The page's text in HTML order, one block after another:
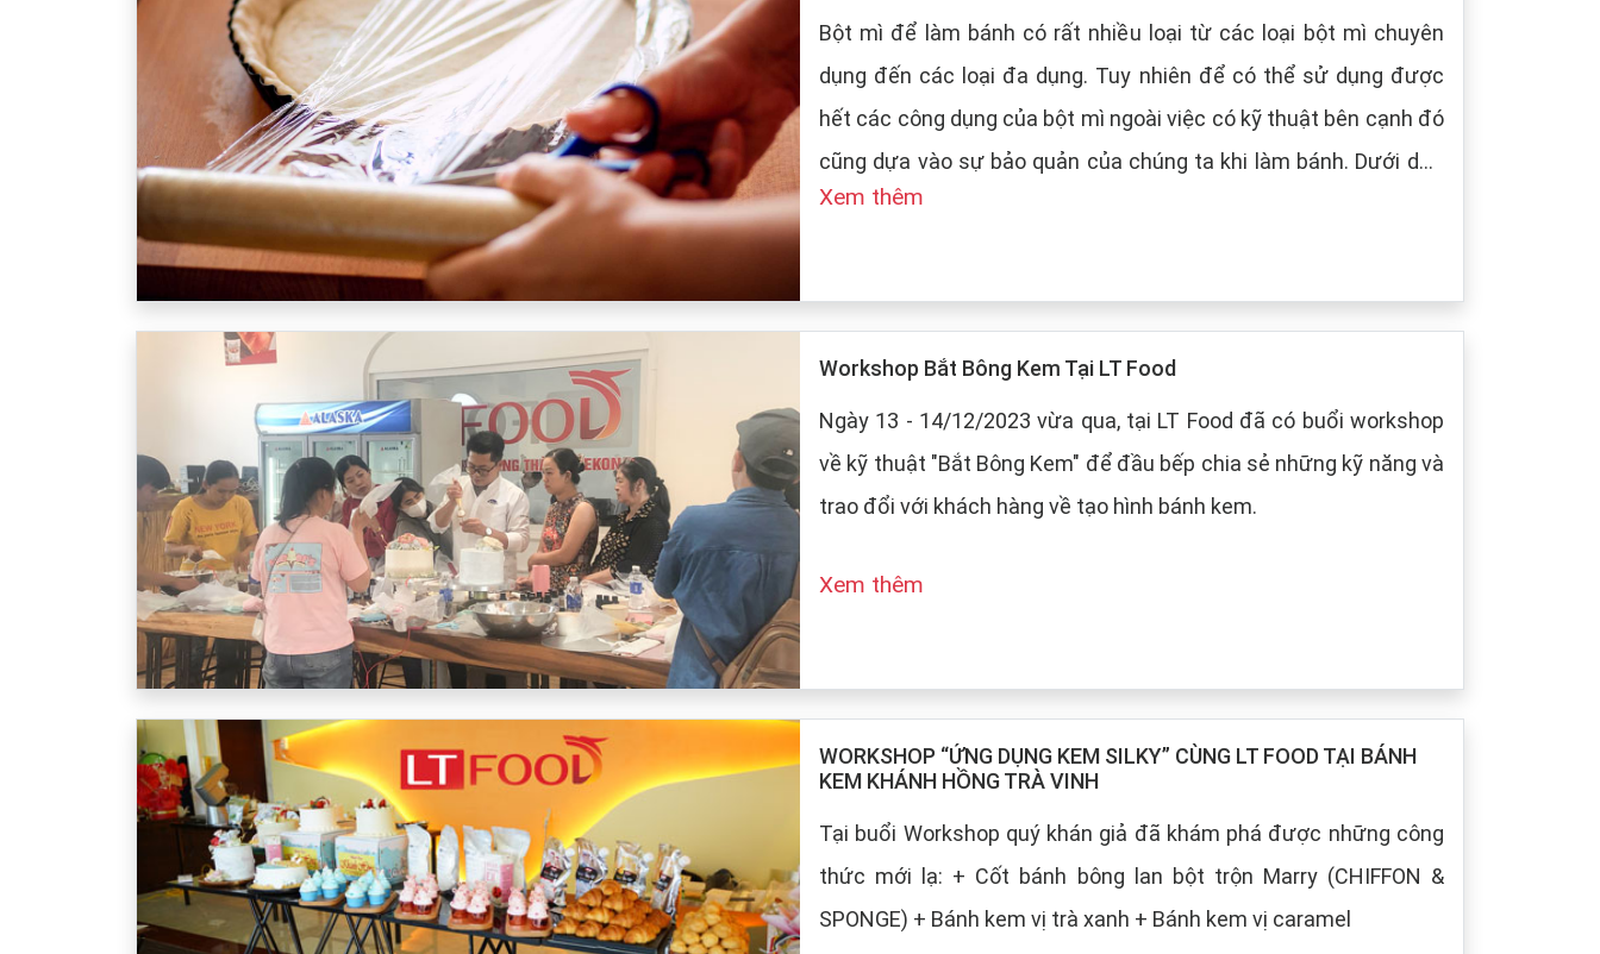
Bột mì để làm bánh có rất nhiều loại từ các loại bột mì chuyên
dụng đến các loại đa dụng. Tuy nhiên để có thể sử dụng được
hết các công dụng của bột mì ngoài việc có kỹ thuật bên cạnh đó
cũng dựa vào sự bảo quản của chúng ta khi làm bánh. Dưới dây,
LT Food sẽ đưa ra những cách bảo quản chung cho các loại bột
Xem thêm
Workshop Bắt Bông Kem Tại LT Food
Ngày 13 - 14/12/2023 vừa qua, tại LT Food đã có buổi workshop
về kỹ thuật "Bắt Bông Kem" để đầu bếp chia sẻ những kỹ năng và
trao đổi với khách hàng về tạo hình bánh kem.
Xem thêm
WORKSHOP “ỨNG DỤNG KEM SILKY” CÙNG LT FOOD TẠI BÁNH
KEM KHÁNH HỒNG TRÀ VINH
Tại buổi Workshop quý khán giả đã khám phá được những công
thức mới lạ: + Cốt bánh bông lan bột trộn Marry (CHIFFON &
SPONGE) + Bánh kem vị trà xanh + Bánh kem vị caramel